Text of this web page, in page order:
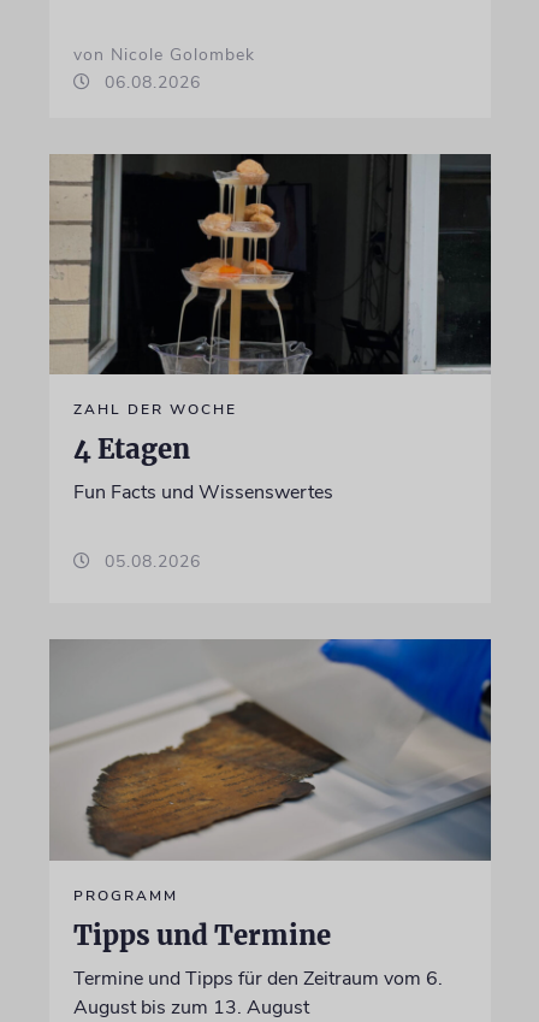
von Nicole Golombek
06.08.2026
ZAHL DER WOCHE
4 Etagen
Fun Facts und Wissenswertes
05.08.2026
PROGRAMM
Tipps und Termine
Termine und Tipps für den Zeitraum vom 6.
August bis zum 13. August